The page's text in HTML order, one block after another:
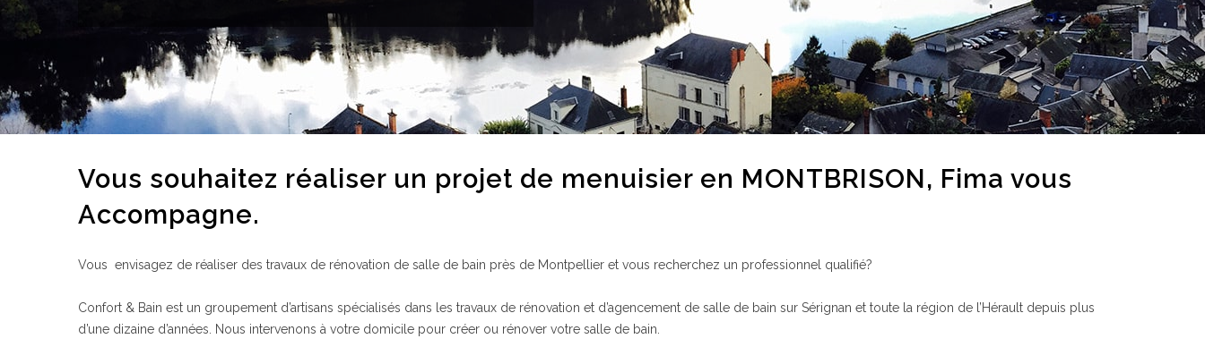
Vous souhaitez réaliser un projet de menuisier en MONTBRISON, Fima vous
Accompagne.
Vous envisagez de réaliser des travaux de rénovation de salle de bain près de Montpellier et vous recherchez un professionnel qualifié?
Confort & Bain est un groupement d’artisans spécialisés dans les travaux de rénovation et d’agencement de salle de bain sur Sérignan et toute la région de l’Hérault depuis plus
d’une dizaine d’années. Nous intervenons à votre domicile pour créer ou rénover votre salle de bain.